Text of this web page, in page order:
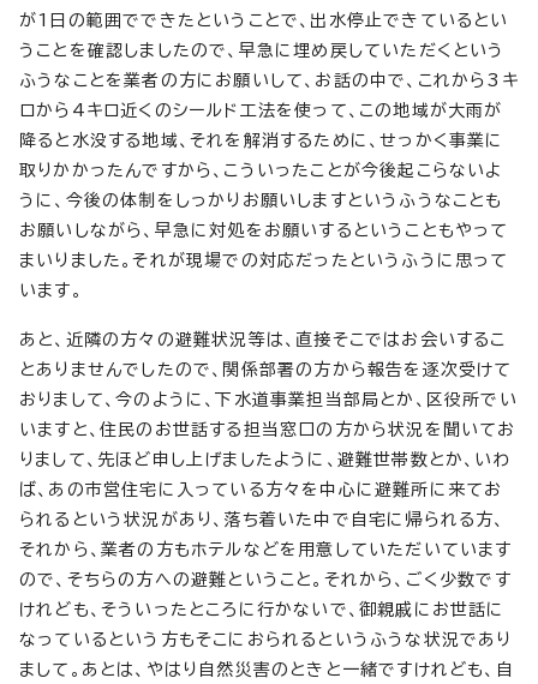
が1日の範囲でできたということで、出水停止できているとい
うことを確認しましたので、早急に埋め戻していただくという
ふうなことを業者の方にお願いして、お話の中で、これから3キ
ロから4キロ近くのシールド工法を使って、この地域が大雨が
降ると水没する地域、それを解消するために、せっかく事業に
取りかかったんですから、こういったことが今後起こらないよ
うに、今後の体制をしっかりお願いしますというふうなことも
お願いしながら、早急に対処をお願いするということもやって
まいりました。それが現場での対応だったというふうに思って
います。
あと、近隣の方々の避難状況等は、直接そこではお会いするこ
とありませんでしたので、関係部署の方から報告を逐次受けて
おりまして、今のように、下水道事業担当部局とか、区役所でい
いますと、住民のお世話する担当窓口の方から状況を聞いてお
りまして、先ほど申し上げましたように、避難世帯数とか、いわ
ば、あの市営住宅に入っている方々を中心に避難所に来てお
られるという状況があり、落ち着いた中で自宅に帰られる方、
それから、業者の方もホテルなどを用意していただいています
ので、そちらの方への避難ということ。それから、ごく少数です
けれども、そういったところに行かないで、御親戚にお世話に
なっているという方もそこにおられるというふうな状況であり
まして。あとは、やはり自然災害のときと一緒ですけれども、自